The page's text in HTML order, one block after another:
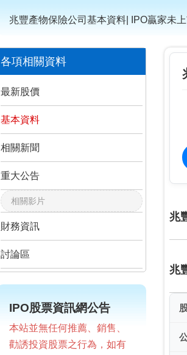
兆豐產物保險公司基本資料| IPO贏家未
各項相關資料
最新股價
基本資料
相關新聞
重大公告
相關影片
財務資訊
討論區
IPO股票資訊網公告
本站並無任何推薦、銷售、
勸誘投資股票之行為，如有
兆
兆